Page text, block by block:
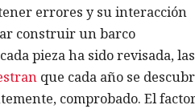
errores y su interacción
construir un barco
pieza ha sido revisada, las
que cada año se
comprobado. El